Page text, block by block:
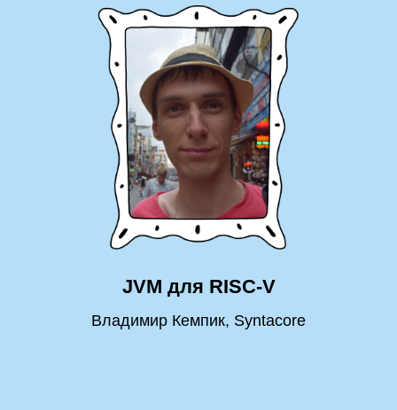
марта
JVM для RISC-V
Владимир Кемпик, Syntacore